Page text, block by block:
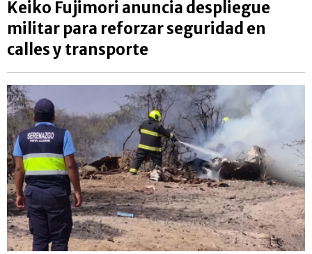
Keiko Fujimori anuncia despliegue
militar para reforzar seguridad en
calles y transporte